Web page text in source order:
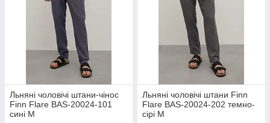
Льняні чоловічі штани-чінос
Finn Flare BAS-20024-101
сині M
Льняні чоловічі штани Finn
Flare BAS-20024-202 темно-
сірі M